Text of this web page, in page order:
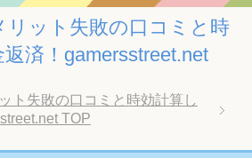
リット失敗の口コミと時
済！gamersstreet.net
ト失敗の口コミと時効計算し
TOP